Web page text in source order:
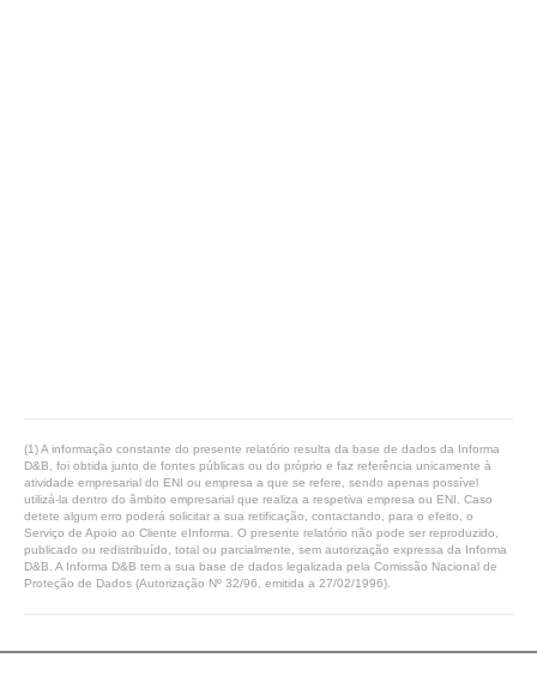
(1) A informação constante do presente relatório resulta da base de dados da Informa
D&B, foi obtida junto de fontes públicas ou do próprio e faz referência unicamente à
atividade empresarial do ENI ou empresa a que se refere, sendo apenas possível
utilizá-la dentro do âmbito empresarial que realiza a respetiva empresa ou ENI. Caso
detete algum erro poderá solicitar a sua retificação, contactando, para o efeito, o
Serviço de Apoio ao Cliente eInforma. O presente relatório não pode ser reproduzido,
publicado ou redistribuído, total ou parcialmente, sem autorização expressa da Informa
D&B. A Informa D&B tem a sua base de dados legalizada pela Comissão Nacional de
Proteção de Dados (Autorização Nº 32/96, emitida a 27/02/1996).